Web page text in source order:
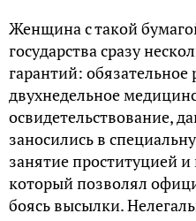
Женщина с такой
государства сразу
гарантий: обязательное
двухнедельное
освидетельствование,
заносились в
занятие проституцией
который позволял
боясь высылки.